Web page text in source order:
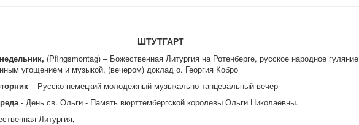
ШТУТГАРТ
(Pfingsmontag) – Божественная Литургия на Ротенберге, русское народное гуляние
угощением и музыкой, (вечером) доклад о. Георгия Кобро
– Русско-немецкий молодежный музыкально-танцевальный вечер
- День св. Ольги - Память вюрттембергской королевы Ольги Николаевны.
Литургия,